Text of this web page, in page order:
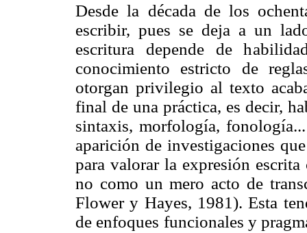
Desde la década de los
escribir, pues se deja a un
escritura depende de
conocimiento estricto de
otorgan privilegio al texto
final de una práctica, es decir,
sintaxis, morfología,
aparición de investigaciones
para valorar la expresión
no como un mero acto de
Flower y Hayes, 1981). Esta
de enfoques funcionales y